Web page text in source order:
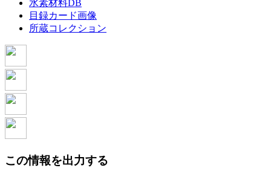
水素材料DB
目録カード画像
所蔵コレクション
この情報を出力する